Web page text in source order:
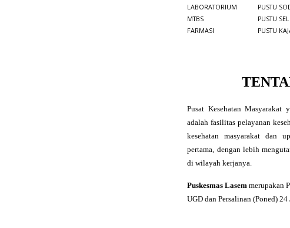
LABORATORIUM
PUSTU
MTBS
PUSTU
FARMASI
PUSTU
Pusat Kesehatan Masyarakat
adalah fasilitas pelayanan
kesehatan masyarakat dan
pertama, dengan lebih
di wilayah kerjanya.
Puskesmas Lasem merupakan
UGD dan Persalinan (Poned) 24